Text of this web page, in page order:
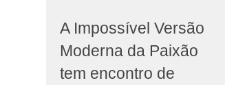
A Impossível Versão
Moderna da Paixão
tem encontro de